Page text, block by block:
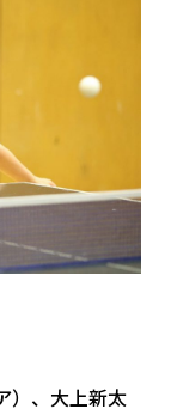
）、大上新太